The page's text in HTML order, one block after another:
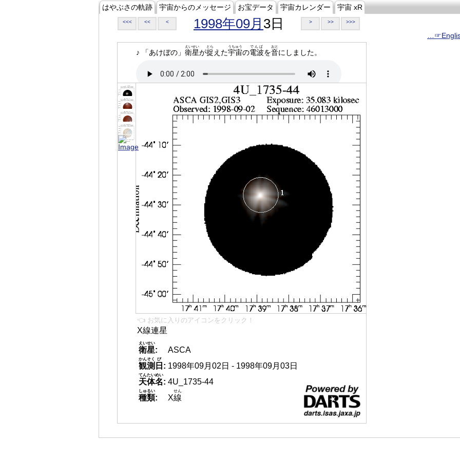
はやぶさの軌跡 宇宙からのメッセージ お宝データ 宇宙カレンダー 宇宙 xR
<<< << < 1998年09月 3日 > >> >>>
♪ 「あけぼの」 衛星
えいせい
が捉
とら
えた宇宙
うちゅう
の電波
でんぱ
を音
おと
にしました。
👈 お気に入りのアイコンをクリック！
X線連星
衛星
えいせい
:
ASCA
観測
かんそく
日
び
: 1998年09月02日 - 1998年09月03日
天体名
てんたいめい
: 4U_1735-44
種類
しゅるい
: X線
せん